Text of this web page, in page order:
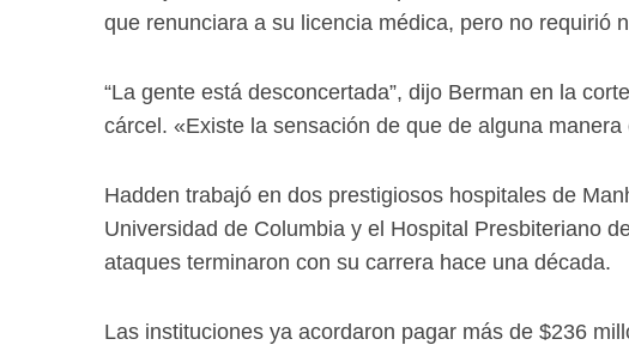
que renunciara a su licencia médica, pero no requirió
“La gente está desconcertada”, dijo Berman en la
cárcel. «Existe la sensación de que de alguna
Hadden trabajó en dos prestigiosos hospitales de
Universidad de Columbia y el Hospital Presbiteriano
ataques terminaron con su carrera hace una década.
Las instituciones ya acordaron pagar más de $236